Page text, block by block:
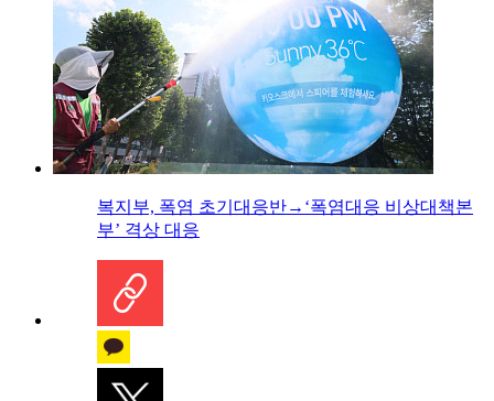
복지부, 폭염 초기대응반→‘폭염대응 비상대책본
부’ 격상 대응